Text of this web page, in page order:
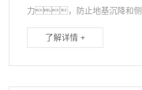
力，防止地基沉降和
了解详情 +